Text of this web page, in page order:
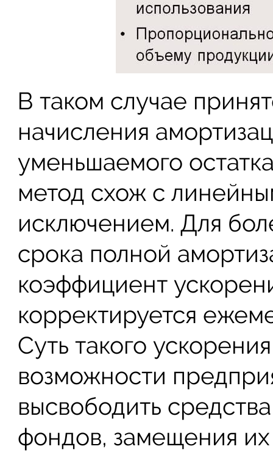
В таком случае
начисления
уменьшаемого
метод схож с
исключением. Для
срока полной
коэффициент
корректируется
Суть такого
возможности
высвободить
фондов, замещения